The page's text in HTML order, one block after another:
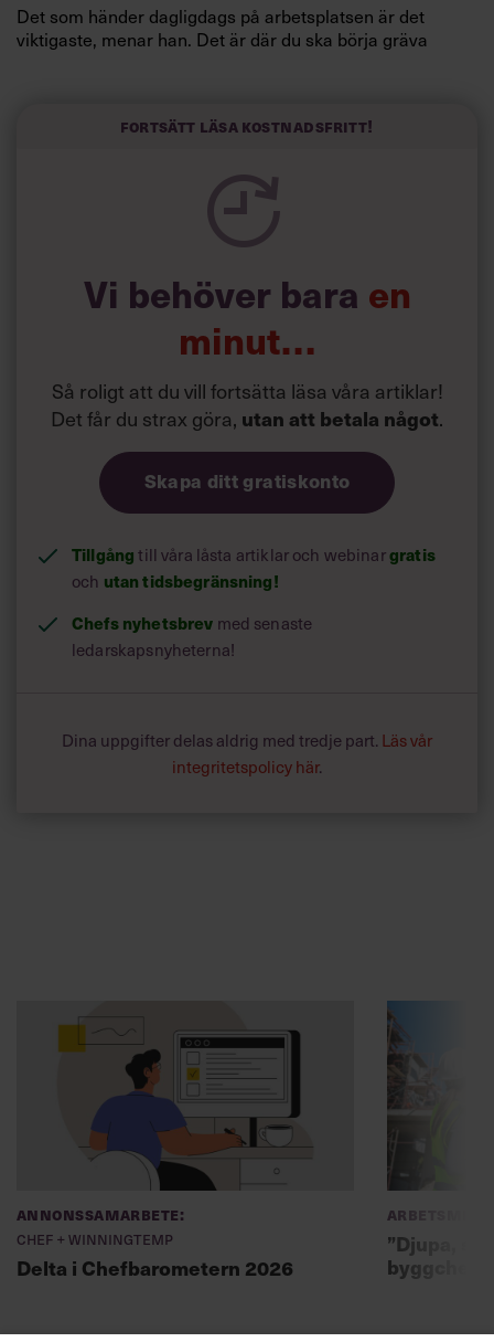
Det som händer dagligdags på arbetsplatsen är det
viktigaste, menar han. Det är där du ska börja gräva
och höjt arbetsglädjen på Google:
Fortsätt läsa kostnadsfritt!
Vi behöver bara en
minut…
Så roligt att du vill fortsätta läsa våra artiklar!
Det får du strax göra, utan att betala något.
Skapa ditt gratiskonto
Tillgångtill våra låsta artiklar och webinargratis
och utan tidsbegränsning!
Chefs nyhetsbrev med senaste
ledarskapsnyheterna!
Dina uppgifter delas aldrig med tredje part. Läs vår
integritetspolicy här.
Annonssamarbete:
Chef + Winningtemp
Delta i Chefbarometern 2026
”Djupa,